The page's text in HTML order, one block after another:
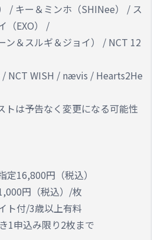
/ キー＆ミンホ（SHINee） / ス
（EXO） /
ン＆スルギ＆ジョイ） / NCT 12
/ NCT WISH / nævis / Hearts2He
トは予告なく変更になる可能性
16,800円（税込）
円（税込）/枚
ト付/3歳以上有料
1申込み限り2枚まで